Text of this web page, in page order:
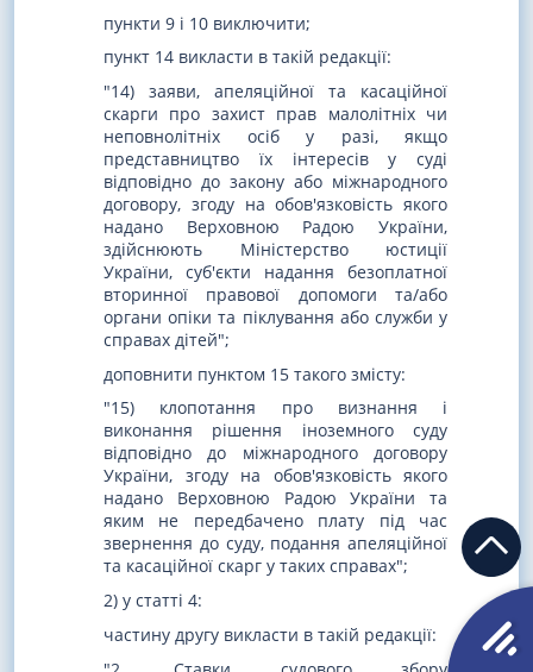
пункти 9 і 10 виключити;
пункт 14 викласти в такій редакції:
"14) заяви, апеляційної та касаційної
скарги про захист прав малолітніх чи
неповнолітніх осіб у разі, якщо
представництво їх інтересів у суді
відповідно до закону або міжнародного
договору, згоду на обов'язковість якого
надано Верховною Радою України,
здійснюють Міністерство юстиції
України, суб'єкти надання безоплатної
вторинної правової допомоги та/або
органи опіки та піклування або служби у
справах дітей";
доповнити пунктом 15 такого змісту:
"15) клопотання про визнання і
виконання рішення іноземного суду
відповідно до міжнародного договору
України, згоду на обов'язковість якого
надано Верховною Радою України та
яким не передбачено плату під час
звернення до суду, подання апеляційної
та касаційної скарг у таких справах";
2) у статті 4:
частину другу викласти в такій редакції: